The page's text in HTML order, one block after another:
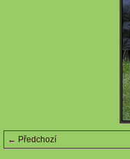
← Předchozí